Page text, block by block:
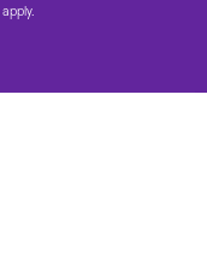
apply.